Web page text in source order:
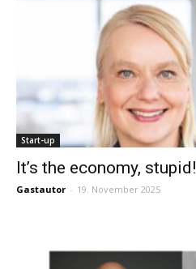
Start-up
It’s the economy, stupid!
Gastautor - 19. November 2025